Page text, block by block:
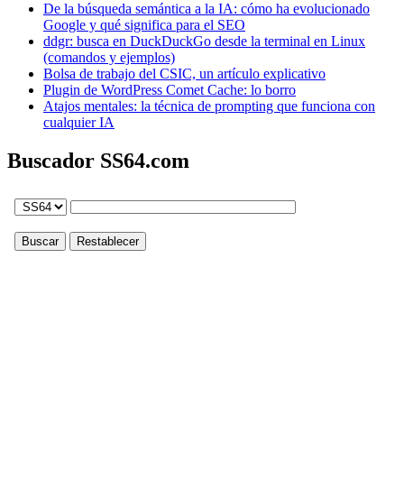
De la búsqueda semántica a la IA: cómo ha evolucionado
Google y qué significa para el SEO
ddgr: busca en DuckDuckGo desde la terminal en Linux
(comandos y ejemplos)
Bolsa de trabajo del CSIC, un artículo explicativo
Plugin de WordPress Comet Cache: lo borro
Atajos mentales: la técnica de prompting que funciona con
cualquier IA
Buscador SS64.com